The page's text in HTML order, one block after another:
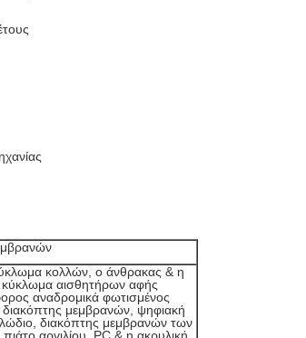
κολλών, ο άνθρακας & η
αισθητήρων αφής
αναδρομικά φωτισμένος
διακόπτης μεμβρανών, ψηφιακή
διακόπτης μεμβρανών των